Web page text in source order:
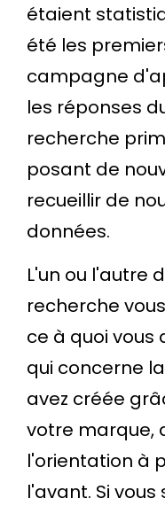
étaient
été les
campagne
les réponses
recherche
posant de
recueillir de
données.
L'un ou l'autre
recherche
ce à quoi vous
qui concerne
avez créée
votre marque,
l'orientation à
l'avant. Si